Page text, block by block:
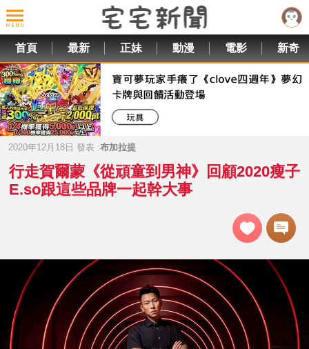
首頁 最新 正妹 動漫 電影 新奇
2020年12月18日 發表 :布加拉提
行走賀爾蒙《從頑童到男神》回顧2020瘦子
E.so跟這些品牌一起幹大事